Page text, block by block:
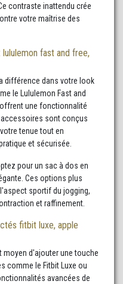
contraste inattendu crée
votre maîtrise des
fast and free,
différence dans votre look
le Lululemon Fast and
une fonctionnalité
sont conçus
tenue tout en
et sécurisée.
pour un sac à dos en
Ces options plus
sportif du jogging,
et raffinement.
fitbit luxe, apple
moyen d'ajouter une touche
comme le Fitbit Luxe ou
avancées de